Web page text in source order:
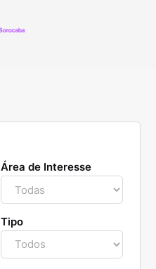
Área de Interesse
Tipo